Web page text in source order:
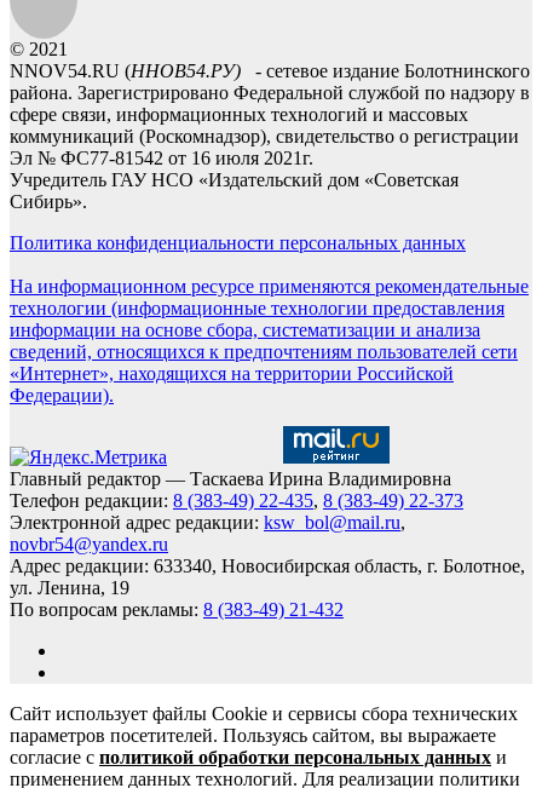
© 2021
NNOV54.RU (ННОВ54.РУ) - сетевое издание Болотнинского
района. Зарегистрировано Федеральной службой по надзору в
сфере связи, информационных технологий и массовых
коммуникаций (Роскомнадзор), свидетельство о регистрации
Эл № ФС77-81542 от 16 июля 2021г.
Учредитель ГАУ НСО «Издательский дом «Советская
Сибирь».
Политика конфиденциальности персональных данных
На информационном ресурсе применяются рекомендательные
технологии (информационные технологии предоставления
информации на основе сбора, систематизации и анализа
сведений, относящихся к предпочтениям пользователей сети
«Интернет», находящихся на территории Российской
Федерации).
Главный редактор — Таскаева Ирина Владимировна
Телефон редакции: 8 (383-49) 22-435, 8 (383-49) 22-373
Электронной адрес редакции: ksw_bol@mail.ru,
novbr54@yandex.ru
Адрес редакции: 633340, Новосибирская область, г. Болотное,
ул. Ленина, 19
По вопросам рекламы: 8 (383-49) 21-432
Сайт использует файлы Cookie и сервисы сбора технических
параметров посетителей. Пользуясь сайтом, вы выражаете
согласие с политикой обработки персональных данных и
применением данных технологий. Для реализации политики